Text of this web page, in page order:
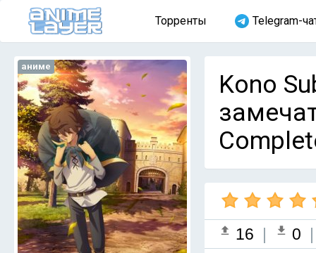
Торренты Telegram-
аниме
Kono
16 | 0